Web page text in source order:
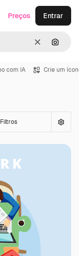
Limpar
Preços Entrar
com IA Crie um
Filtros